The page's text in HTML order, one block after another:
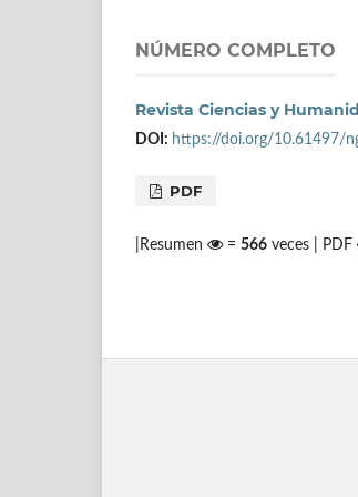
NÚMERO COMPLETO
Revista Ciencias y
DOI: https://doi.org/10.61497/
PDF
|Resumen = 566 veces | PDF